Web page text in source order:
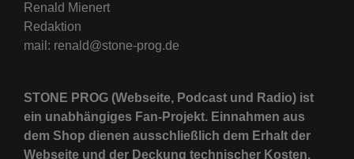
Renald Mienert
Redaktion
mail: renald@stone-prog.de
STONE PROG (Webseite, Podcast und Radio) ist
ein unabhängiges Fan-Projekt. Einnahmen aus
dem Shop dienen ausschließlich dem Erhalt der
Webseite und der Deckung technischer Kosten.